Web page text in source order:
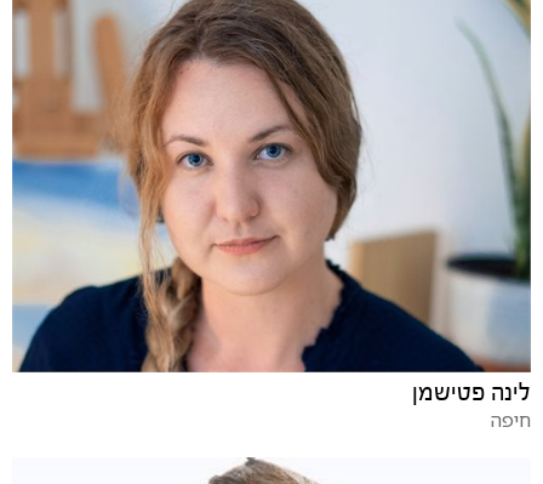
לינה פטישמן
חיפה